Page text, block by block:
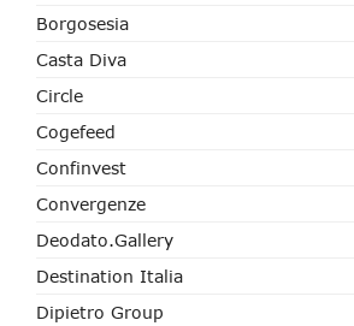
Borgosesia
Casta Diva
Circle
Cogefeed
Confinvest
Convergenze
Deodato.Gallery
Destination Italia
Dipietro Group